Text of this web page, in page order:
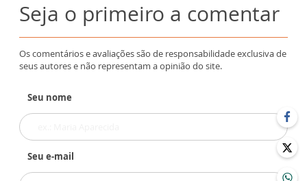
Seja o primeiro a comentar
Os comentários e avaliações são de responsabilidade exclusiva de
seus autores e não representam a opinião do site.
Seu nome
Seu e-mail